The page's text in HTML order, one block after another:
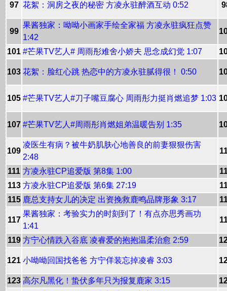
97 花絮：洞房之夜的秘密 方凌永驻醉酒互动 0:52
99
果酱独家：呦呦小画家手绘全家福 方凌永驻疯狂点赞
1:42
101 #芒果TV艺人# 周雨彤难舍小娇夫 思念成幻觉 1:07
103 花絮：脸红心跳 热恋中的方凌永驻腻得很！ 0:50
105 #芒果TV艺人#刀子嘴豆腐心 周雨彤力挺肖燃追梦 1:03
107 #芒果TV艺人#周雨彤肖燃姐弟温暖告别 1:35
109
凌医生有病？被牛奶肌肤心地善良的前妻狠狠伤害
2:48
111 方凌永驻CP追爱版 第8集 1:00
113 方凌永驻CP追爱版 第6集 27:19
115 鹿总支持女儿的决定 出资挽救鹿鸣品牌形象 3:17
117
果酱独家：考验实力的时刻到了！有点亦思秀画功
1:41
119 方宁心情跌入谷底 凌睿爱的抱抱温柔治愈 2:59
121 小呦呦回国找爸爸 方宁佯装忘掉凌睿 3:03
123 高尔凡黑化！蛰伏多年只为报复鹿家 3:15